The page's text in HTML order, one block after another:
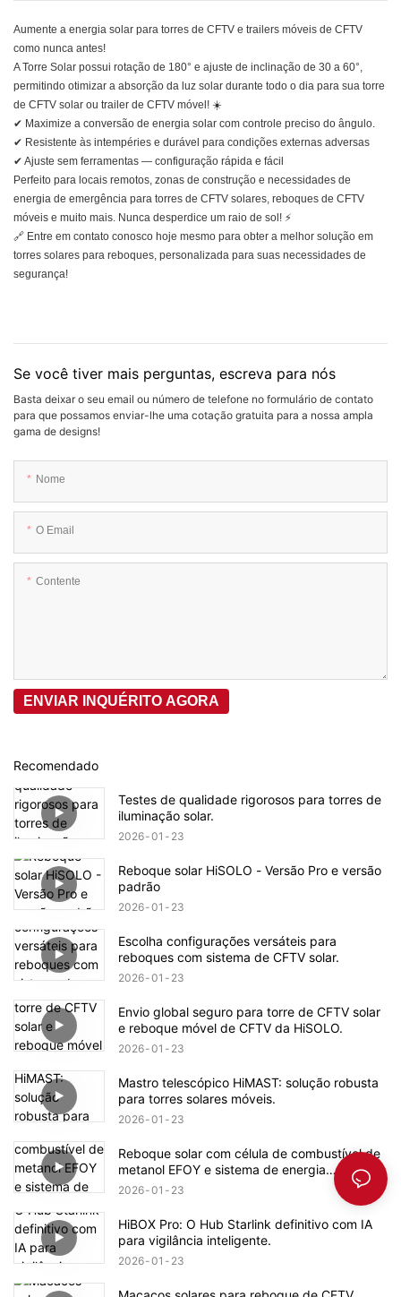
Aumente a energia solar para torres de CFTV e trailers móveis de CFTV
como nunca antes!
A Torre Solar possui rotação de 180° e ajuste de inclinação de 30 a 60°,
permitindo otimizar a absorção da luz solar durante todo o dia para sua torre
de CFTV solar ou trailer de CFTV móvel! ☀️
✔ Maximize a conversão de energia solar com controle preciso do ângulo.
✔ Resistente às intempéries e durável para condições externas adversas
✔ Ajuste sem ferramentas — configuração rápida e fácil
Perfeito para locais remotos, zonas de construção e necessidades de
energia de emergência para torres de CFTV solares, reboques de CFTV
móveis e muito mais. Nunca desperdice um raio de sol! ⚡
🔗 Entre em contato conosco hoje mesmo para obter a melhor solução em
torres solares para reboques, personalizada para suas necessidades de
segurança!
Se você tiver mais perguntas, escreva para nós
Basta deixar o seu email ou número de telefone no formulário de contato
para que possamos enviar-lhe uma cotação gratuita para a nossa ampla
gama de designs!
Nome
O Email
Contente
ENVIAR INQUÉRITO AGORA
Recomendado
Testes de qualidade rigorosos para torres de
iluminação solar.
2026 01 23
Reboque solar HiSOLO - Versão Pro e versão
padrão
2026 01 23
Escolha configurações versáteis para
reboques com sistema de CFTV solar.
2026 01 23
Envio global seguro para torre de CFTV solar
e reboque móvel de CFTV da HiSOLO.
2026 01 23
Mastro telescópico HiMAST: solução robusta
para torres solares móveis.
2026 01 23
Reboque solar com célula de combustível de
metanol EFOY e sistema de energia
independente da rede.
2026 01 23
HiBOX Pro: O Hub Starlink definitivo com IA
para vigilância inteligente.
2026 01 23